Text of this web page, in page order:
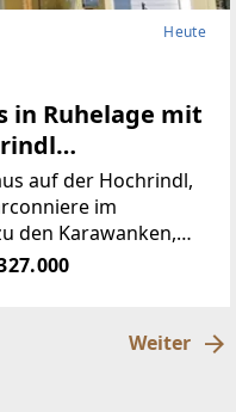
Heute
in Ruhelage mit
auf der Hochrindl,
im
den Karawanken,
Tag die Sonne,
Seehöhegelegen,
Weiter